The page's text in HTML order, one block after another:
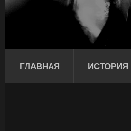
ГЛАВНАЯ ИСТОРИЯ